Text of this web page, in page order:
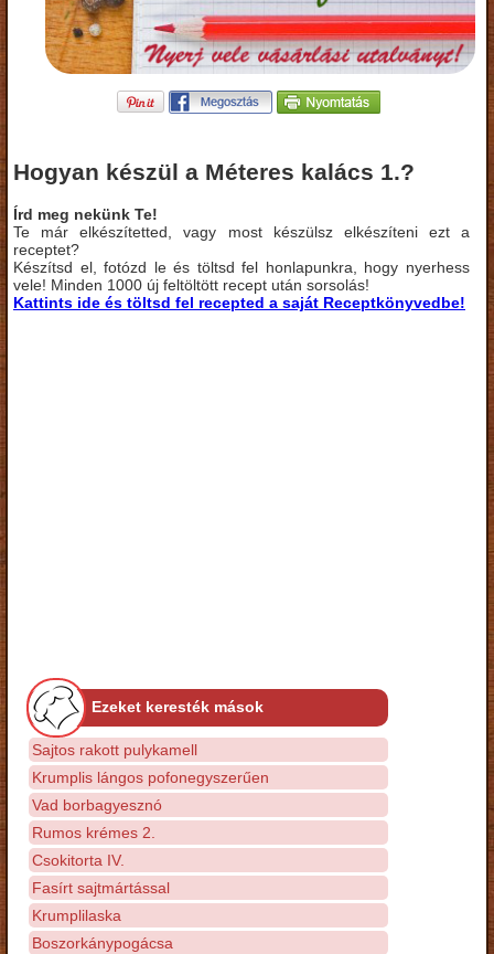
Hogyan készül a Méteres kalács 1.?
Írd meg nekünk Te!
Te már elkészítetted, vagy most készülsz elkészíteni ezt a
receptet?
Készítsd el, fotózd le és töltsd fel honlapunkra, hogy nyerhess
vele! Minden 1000 új feltöltött recept után sorsolás!
Kattints ide és töltsd fel recepted a saját Receptkönyvedbe!
Ezeket keresték mások
Sajtos rakott pulykamell
Krumplis lángos pofonegyszerűen
Vad borbagyesznó
Rumos krémes 2.
Csokitorta IV.
Fasírt sajtmártással
Krumplilaska
Boszorkánypogácsa